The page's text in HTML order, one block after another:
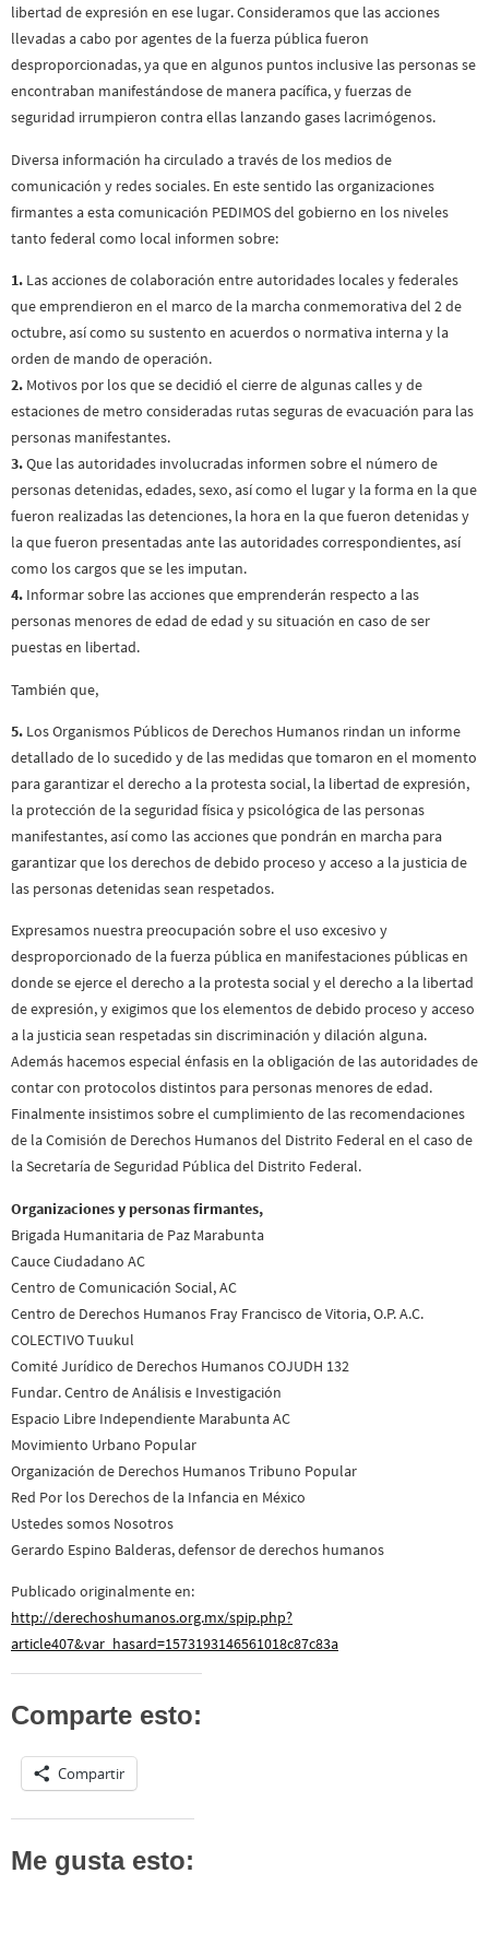
libertad de expresión en ese lugar. Consideramos que las acciones
llevadas a cabo por agentes de la fuerza pública fueron
desproporcionadas, ya que en algunos puntos inclusive las personas se
encontraban manifestándose de manera pacífica, y fuerzas de
seguridad irrumpieron contra ellas lanzando gases lacrimógenos.
Diversa información ha circulado a través de los medios de
comunicación y redes sociales. En este sentido las organizaciones
firmantes a esta comunicación PEDIMOS del gobierno en los niveles
tanto federal como local informen sobre:
1. Las acciones de colaboración entre autoridades locales y federales
que emprendieron en el marco de la marcha conmemorativa del 2 de
octubre, así como su sustento en acuerdos o normativa interna y la
orden de mando de operación.
2. Motivos por los que se decidió el cierre de algunas calles y de
estaciones de metro consideradas rutas seguras de evacuación para las
personas manifestantes.
3.Que las autoridades involucradas informen sobre el número de
personas detenidas, edades, sexo, así como el lugar y la forma en la que
fueron realizadas las detenciones, la hora en la que fueron detenidas y
la que fueron presentadas ante las autoridades correspondientes, así
como los cargos que se les imputan.
4. Informar sobre las acciones que emprenderán respecto a las
personas menores de edad de edad y su situación en caso de ser
puestas en libertad.
También que,
5. Los Organismos Públicos de Derechos Humanos rindan un informe
detallado de lo sucedido y de las medidas que tomaron en el momento
para garantizar el derecho a la protesta social, la libertad de expresión,
la protección de la seguridad física y psicológica de las personas
manifestantes, así como las acciones que pondrán en marcha para
garantizar que los derechos de debido proceso y acceso a la justicia de
las personas detenidas sean respetados.
Expresamos nuestra preocupación sobre el uso excesivo y
desproporcionado de la fuerza pública en manifestaciones públicas en
donde se ejerce el derecho a la protesta social y el derecho a la libertad
de expresión, y exigimos que los elementos de debido proceso y acceso
a la justicia sean respetadas sin discriminación y dilación alguna.
Además hacemos especial énfasis en la obligación de las autoridades de
contar con protocolos distintos para personas menores de edad.
Finalmente insistimos sobre el cumplimiento de las recomendaciones
de la Comisión de Derechos Humanos del Distrito Federal en el caso de
la Secretaría de Seguridad Pública del Distrito Federal.
Organizaciones y personas firmantes,
Brigada Humanitaria de Paz Marabunta
Cauce Ciudadano AC
Centro de Comunicación Social, AC
Centro de Derechos Humanos Fray Francisco de Vitoria, O.P. A.C.
COLECTIVO Tuukul
Comité Jurídico de Derechos Humanos COJUDH 132
Fundar. Centro de Análisis e Investigación
Espacio Libre Independiente Marabunta AC
Movimiento Urbano Popular
Organización de Derechos Humanos Tribuno Popular
Red Por los Derechos de la Infancia en México
Ustedes somos Nosotros
Gerardo Espino Balderas, defensor de derechos humanos
Publicado originalmente en:
http://derechoshumanos.org.mx/spip.php?
article407&var_hasard=1573193146561018c87c83a
Comparte esto:
Compartir
Me gusta esto: